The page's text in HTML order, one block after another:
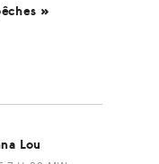
»
Lou